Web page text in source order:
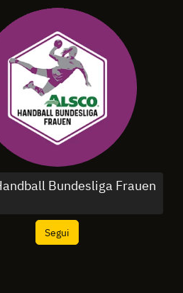
Bundesliga Frauen
Segui